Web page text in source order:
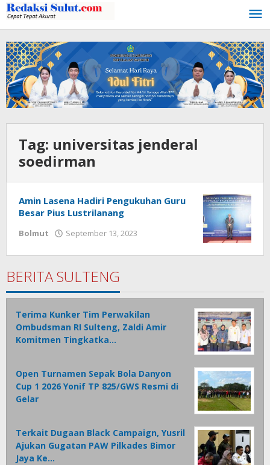
Lewati
ke
konten
Tag: universitas jenderal
soedirman
Amin Lasena Hadiri Pengukuhan Guru
Besar Pius Lustrilanang
Bolmut September 13, 2023
Babay
BERITA SULTENG
Terima Kunker Tim Perwakilan
Ombudsman RI Sulteng, Zaldi Amir
Komitmen Tingkatka…
Open Turnamen Sepak Bola Danyon
Cup 1 2026 Yonif TP 825/GWS Resmi di
Gelar
Terkait Dugaan Black Campaign, Yusril
Ajukan Gugatan PAW Pilkades Bimor
Jaya Ke…